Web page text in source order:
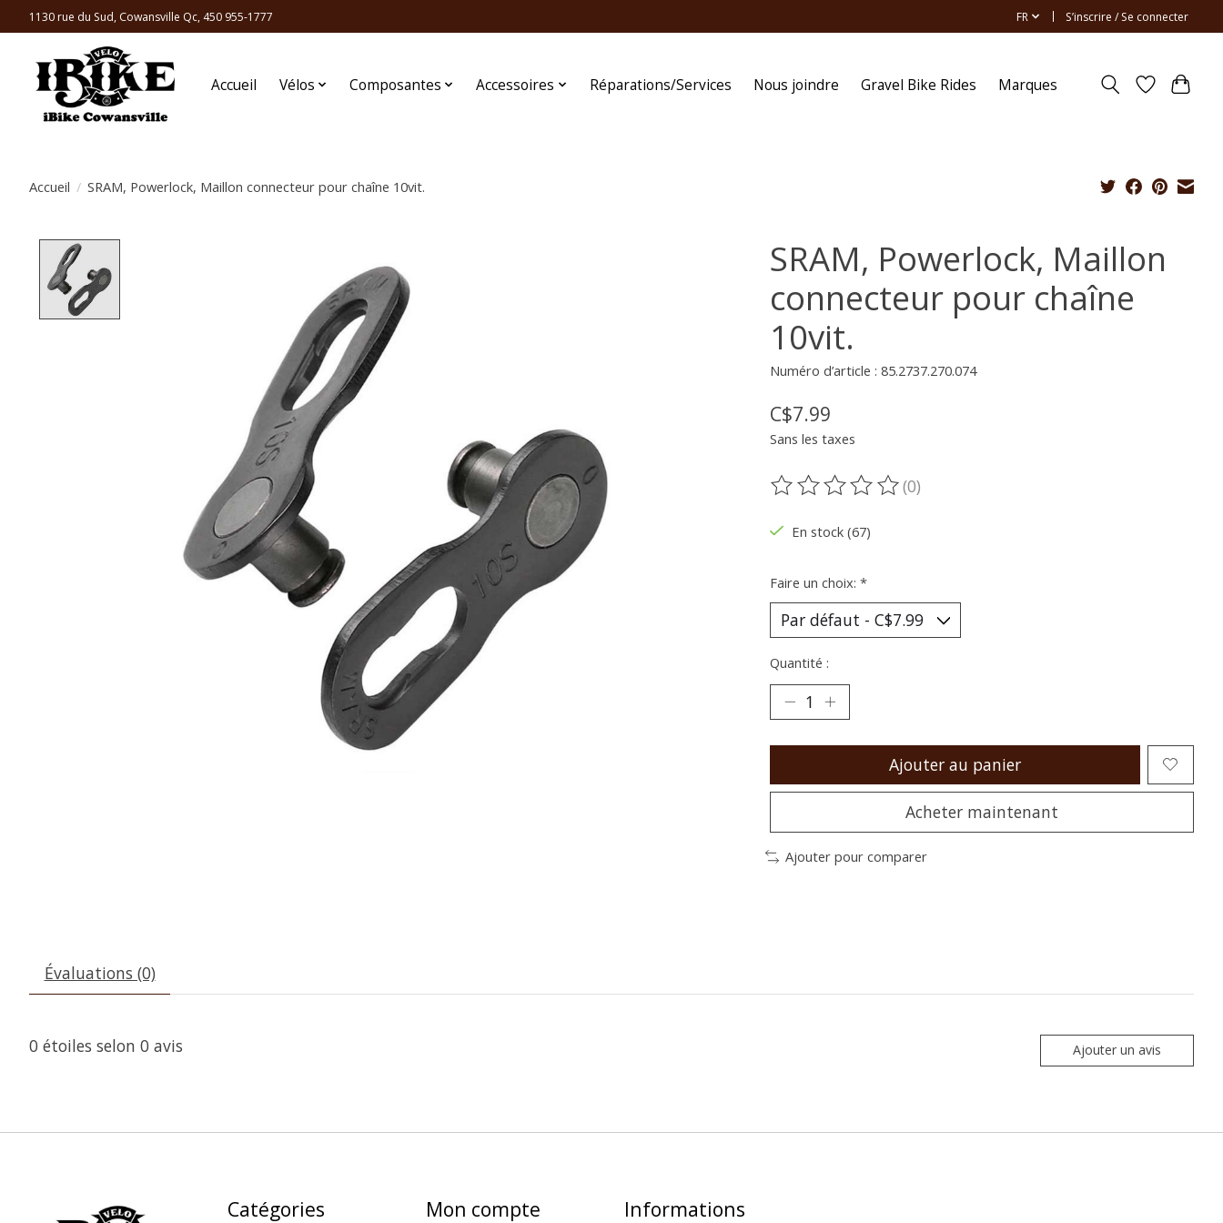
1130 rue du Sud, Cowansville Qc, 450 955-1777 FR S’inscrire / Se connecter
Accueil Vélos Composantes Accessoires Réparations/Services Nous joindre Gravel Bike Rides Marques
Accueil / SRAM, Powerlock, Maillon connecteur pour chaîne 10vit.
SRAM, Powerlock, Maillon
connecteur pour chaîne
10vit.
Numéro d’article : 85.2737.270.074
C$7.99
Sans les taxes
Ce produit est évalué à
(0)
En stock (67)
Faire un choix: *
Quantité :
Ajouter au panier
Acheter maintenant
Ajouter pour comparer
Évaluations (0)
0 étoiles selon 0 avis Ajouter un avis
Catégories Mon compte Informations